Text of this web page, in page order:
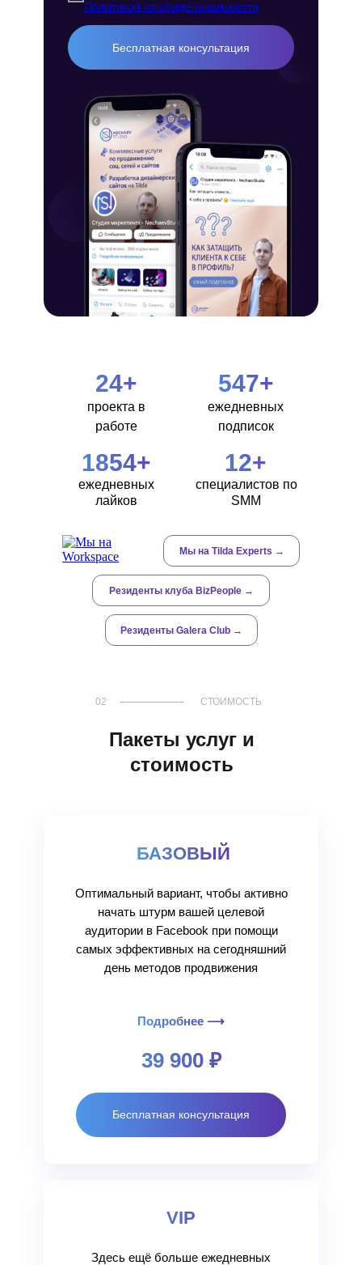
Политикой конфиденциальности
Бесплатная консультация
24+
проекта в
работе
547+
ежедневных
подписок
1854+
ежедневных
лайков
12+
специалистов по
SMM
Резиденты Galera Club →
Резиденты клуба BizPeople →
Мы на Tilda Experts →
02 СТОИМОСТЬ
Пакеты услуг и
стоимость
БАЗОВЫЙ
Оптимальный вариант, чтобы активно
начать штурм вашей целевой
аудитории в Facebook при помощи
самых эффективных на сегодняшний
день методов продвижения
VIP
Здесь ещё больше ежедневных
Бесплатная консультация
39 900 ₽
Подробнее ⟶